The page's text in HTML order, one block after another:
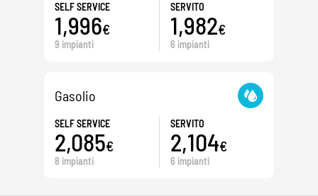
SELF SERVICE
1,996€
9 impianti
SERVITO
1,982€
6 impianti
Gasolio
SELF SERVICE
2,085€
8 impianti
SERVITO
2,104€
6 impianti